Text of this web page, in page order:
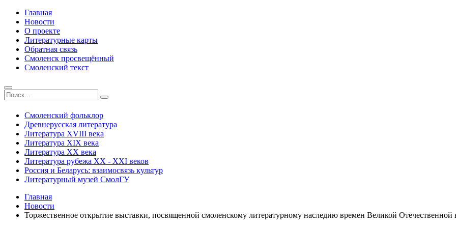
Главная
Новости
О проекте
Литературные карты
Обратная связь
Смоленск просвещённый
Смоленский текст
Смоленский фольклор
Древнерусская литература
Литература ХVIII века
Литература ХIХ века
Литература ХХ века
Литература рубежа ХХ - ХХI веков
Россия и Беларусь: взаимосвязь культур
Литературный музей СмолГУ
Главная
Новости
Торжественное открытие выставки, посвященной смоленскому литературному наследию времен Великой